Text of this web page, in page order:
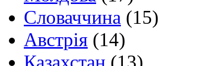
Словаччина (15)
Австрія (14)